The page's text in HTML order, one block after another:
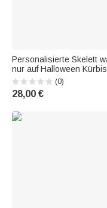
Personalisierte Skelett
nur auf Halloween Kürbis
Name Becher mit Deckel
lustig Halloween Urlaub
Geschenk für Familie
(0)
28,00 €